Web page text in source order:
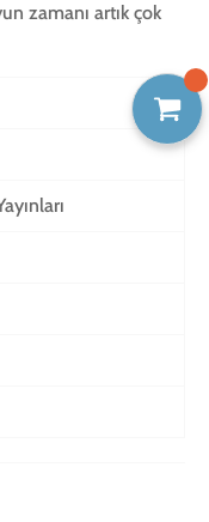
zamanı artık çok